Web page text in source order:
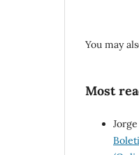
You may
Most